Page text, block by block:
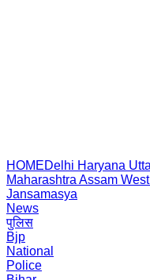
HOMEDelhi Haryana
Maharashtra Assam
Jansamasya
News
पुलिस
Bjp
National
Police